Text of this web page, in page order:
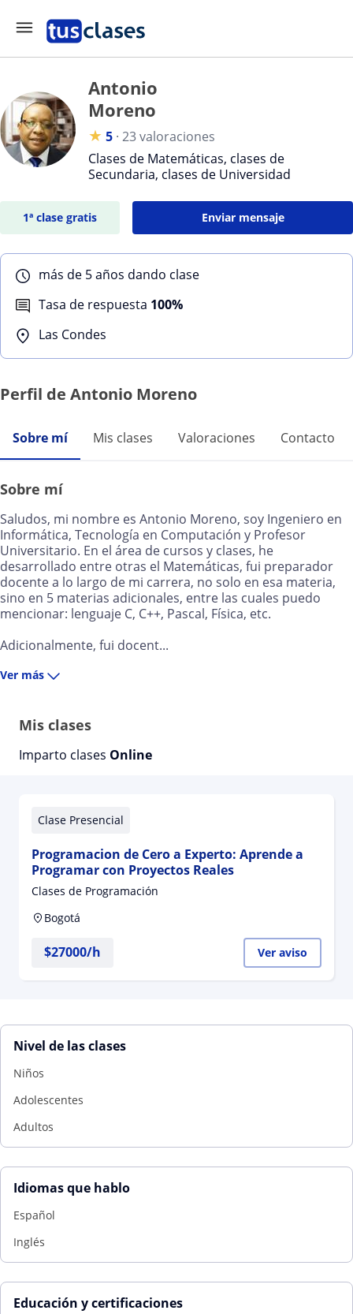
Antonio
Moreno
★ 5 · 23 valoraciones
Clases de Matemáticas, clases de
Secundaria, clases de Universidad
1ª clase gratis Enviar mensaje
más de 5 años dando clase
Tasa de respuesta 100%
Las Condes
Perfil de Antonio Moreno
Sobre mí Mis clases Valoraciones Contacto
Sobre mí
Saludos, mi nombre es Antonio Moreno, soy Ingeniero en
Informática, Tecnología en Computación y Profesor
Universitario. En el área de cursos y clases, he
desarrollado entre otras el Matemáticas, fui preparador
docente a lo largo de mi carrera, no solo en esa materia,
sino en 5 materias adicionales, entre las cuales puedo
mencionar: lenguaje C, C++, Pascal, Física, etc.
Adicionalmente, fui docent...
Ver más
Mis clases
Imparto clases Online
Clase Presencial
Programacion de Cero a Experto: Aprende a
Programar con Proyectos Reales
Clases de Programación
Bogotá
$27000/h Ver aviso
Nivel de las clases
Niños
Adolescentes
Adultos
Idiomas que hablo
Español
Inglés
Educación y certificaciones